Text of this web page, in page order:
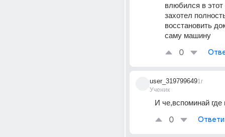
влюбился в
захотел
восстановить
саму машину
0
user_319799649
Ученик
1г
И че,вспоминай где
0